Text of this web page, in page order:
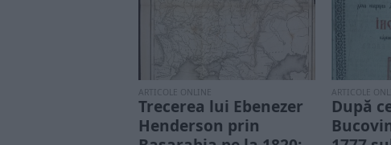
ARTICOLE ONLINE
Trecerea lui Ebenezer
Henderson prin
ARTICOLE
După